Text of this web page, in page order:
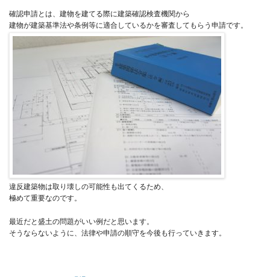
確認申請とは、建物を建てる際に建築確認検査機関から
建物が建築基準法や条例等に適合しているかを審査してもらう申請です。
違反建築物は取り壊しの可能性も出てくるため、
極めて重要なのです。
最近だと盛土の問題がいい例だと思います。
そうならないように、法律や申請の順守を今後も行っていきます。